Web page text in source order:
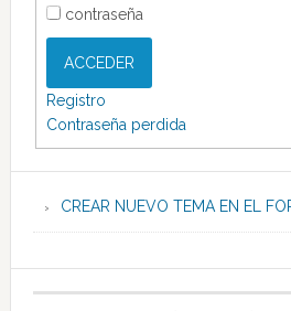
contraseña
ACCEDER
Registro
Contraseña perdida
CREAR NUEVO TEMA EN EL